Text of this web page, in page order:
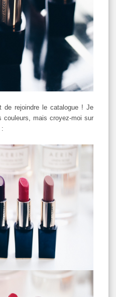
de rejoindre le catalogue ! Je
couleurs, mais croyez-moi sur
: